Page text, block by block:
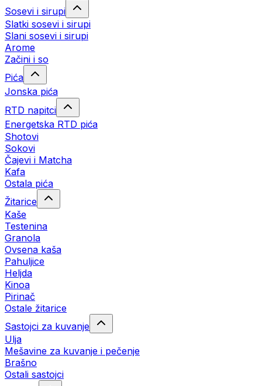
Sosevi i sirupi
Slatki sosevi i sirupi
Slani sosevi i sirupi
Arome
Začini i so
Pića
Jonska pića
RTD napitci
Energetska RTD pića
Shotovi
Sokovi
Čajevi i Matcha
Kafa
Ostala pića
Žitarice
Kaše
Testenina
Granola
Ovsena kaša
Pahuljice
Heljda
Kinoa
Pirinač
Ostale žitarice
Sastojci za kuvanje
Ulja
Mešavine za kuvanje i pečenje
Brašno
Ostali sastojci